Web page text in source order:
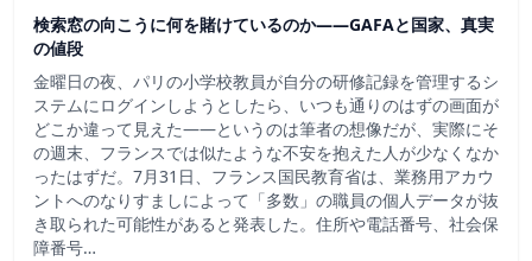
検索窓の向こうに何を賭けているのか——GAFAと国家、真実
の値段
金曜日の夜、パリの小学校教員が自分の研修記録を管理するシ
ステムにログインしようとしたら、いつも通りのはずの画面が
どこか違って見えた——というのは筆者の想像だが、実際にそ
の週末、フランスでは似たような不安を抱えた人が少なくなか
ったはずだ。7月31日、フランス国民教育省は、業務用アカウ
ントへのなりすましによって「多数」の職員の個人データが抜
き取られた可能性があると発表した。住所や電話番号、社会保
障番号…